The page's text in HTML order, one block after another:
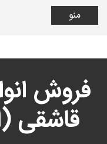
منو
فروش
قاشقی